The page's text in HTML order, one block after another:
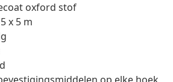
oxford stof
x 5 m